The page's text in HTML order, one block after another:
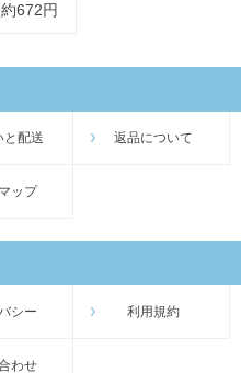
672円
と配送 返品について
ップ
シー 利用規約
わせ